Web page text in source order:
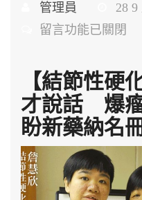
管理員
28 9
在
節
性
硬
化
留言功能已關閉
【結節性硬
才說話 爆
盼新藥納名